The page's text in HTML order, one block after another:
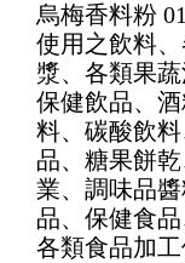
烏梅香料粉
使用之飲料
漿、各類果
保健飲品、
料、碳酸飲
品、糖果餅
業、調味品
品、保健食
各類食品加工